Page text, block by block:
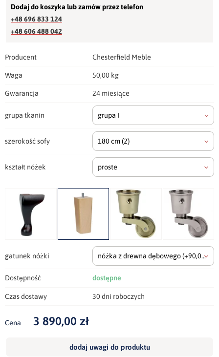
Dodaj do koszyka lub zamów przez telefon
+48 696 833 124
+48 606 488 042
Producent Chesterfield Meble
Waga 50,00 kg
Gwarancja 24 miesiące
grupa tkanin grupa I
szerokość sofy 180 cm(2)
kształt nóżek proste
gatunek nóżki nóżka z drewna dębowego(+90,00 zł)
Dostępność dostępne
Czas dostawy 30 dni roboczych
Cena 3 890,00 zł
dodaj uwagi do produktu